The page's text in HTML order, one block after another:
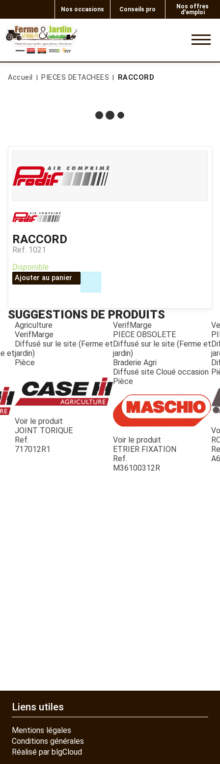
Nos occasions Conseils pro
Nos offres
d'emploi
JOUET
ESPACES VERTS
Accueil PIECES DETACHEES RACCORD
RACCORD
Ref. 1021
Disponible
Ajouter au panier
SUGGESTIONS DE PRODUITS
et
Agriculture
VerifMarge
Diffusé sur le site (Ferme et
jardin)
Pièce
Voir le produit
JOINT TORIQUE
Ref.
717012R1
VerifMarge
PIECE OBSOLETE
Diffusé sur le site (Ferme et
jardin)
Braderie Agri
Diffusé site Cloué occasion
Pièce
Voir le produit
ETRIER FIXATION
Ref.
M36100312R
Liens utiles
Mentions légales
Conditions générales
Réalisé par blgCloud